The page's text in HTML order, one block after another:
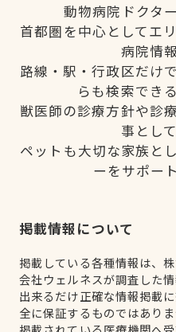
動物病院ドクタ
首都圏を中心としてエ
病院情
路線・駅・行政区だけ
らも検索でき
獣医師の診療方針や診
事とし
ペットも大切な家族と
ーをサポー
掲載情報について
掲載している各種情報は、
会社ウェルネスが調査した
出来るだけ正確な情報掲載
全に保証するものではありま